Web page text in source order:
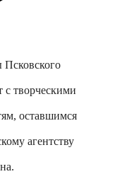
Псковского
с творческими
оставшимся
агентству